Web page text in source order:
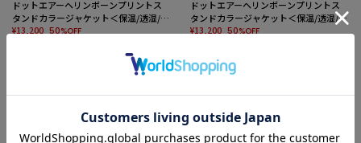
ドットエアーヘリンボーンプリントス
タンドカラージャケット＜保温/透湿/撥
水/防シワ/ストレッチ＞
¥13,200 50%OFF
ドットエアーヘリンボーンプリントス
タンドカラージャケット＜保温/透湿/撥
水/防シワ/ストレッチ＞
¥13,200 50%OFF